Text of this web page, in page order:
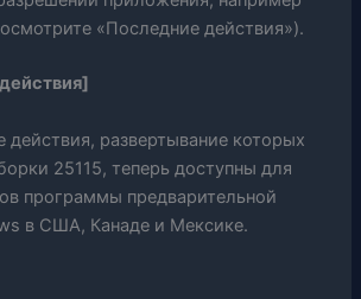
«Последние действия»).
развертывание которых
25115, теперь доступны для
программы предварительной
в США, Канаде и Мексике.